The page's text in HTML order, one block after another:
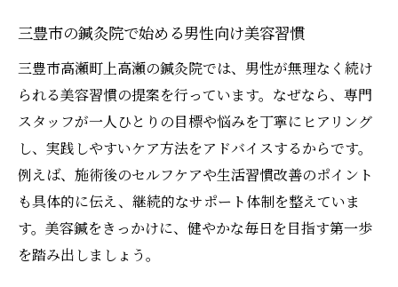
皮脂バランスケアも美容鍼で叶えるポイン
ト
整体と組み合わせた美容鍼の相乗効果とは
美容鍼で若々しい印象を取り戻す高瀬町体
験
健康管理を支える三豊市の美容鍼施術とは
三豊市の美容鍼で始める男性の健康管理習
慣
美容鍼が日々の疲労や体調不良に強い理由
三豊市の鍼灸院で始める男性向け美容習慣
三豊市高瀬町上高瀬の鍼灸院では、男性が無理なく続け
られる美容習慣の提案を行っています。なぜなら、専門
スタッフが一人ひとりの目標や悩みを丁寧にヒアリング
し、実践しやすいケア方法をアドバイスするからです。
例えば、施術後のセルフケアや生活習慣改善のポイント
も具体的に伝え、継続的なサポート体制を整えていま
す。美容鍼をきっかけに、健やかな毎日を目指す第一歩
を踏み出しましょう。